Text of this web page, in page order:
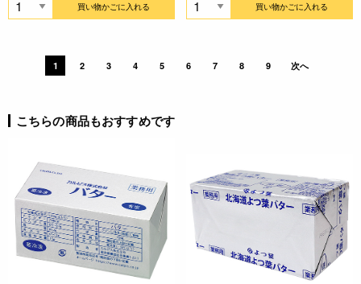
買い物かごに入れる 買い物かごに入れる
1 2 3 4 5 6 7 8 9 次へ
こちらの商品もおすすめです